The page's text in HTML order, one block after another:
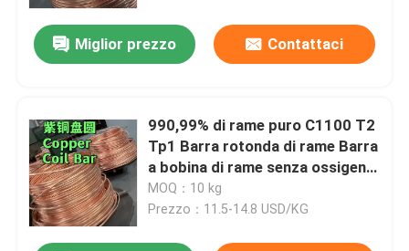
Notizie
Chiedi un preventivo
Strato laminato a freddo di acciaio inossidabile
Miglior prezzo Contattaci
990,99% di rame puro C1100 T2
Tp1 Barra rotonda di rame Barra
a bobina di rame senza ossigeno
(C10100)
MOQ：10 kg
Prezzo：11.5-14.8 USD/KG